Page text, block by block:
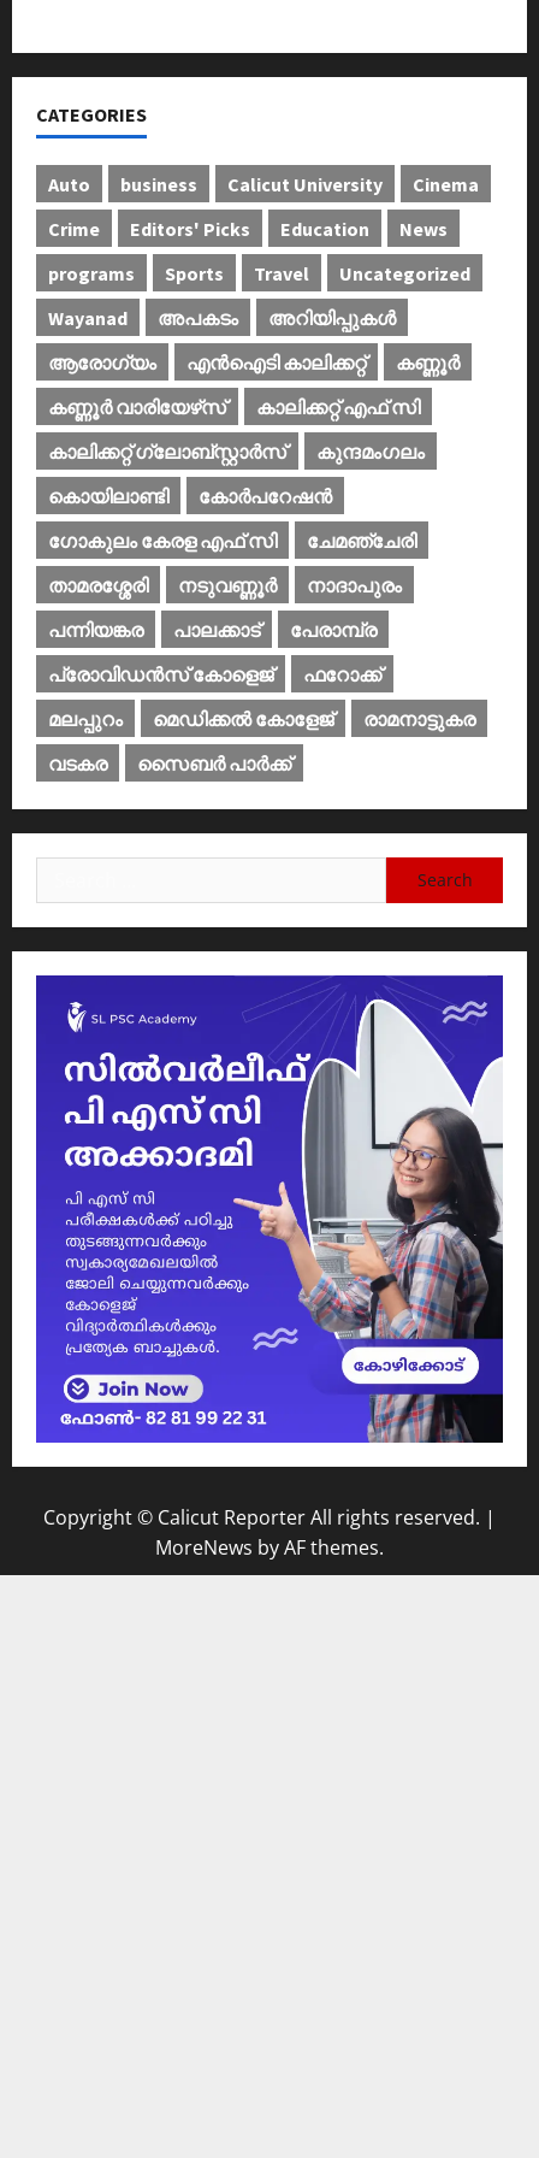
CATEGORIES
Auto business Calicut University
Cinema
Crime
Editors' Picks Education
News
programs
Sports Travel
Uncategorized
Wayanad
അപകടം
അറിയിപ്പുകള്‍
ആരോഗ്യം
എൻഐടി കാലിക്കറ്റ്
കണ്ണൂര്‍
കണ്ണൂര്‍ വാരിയേഴ്‌സ്
കാലിക്കറ്റ് എഫ് സി
കാലിക്കറ്റ് ഗ്ലോബ്സ്റ്റാർസ്
കുന്ദമംഗലം
കൊയിലാണ്ടി
കോര്‍പറേഷന്‍
ഗോകുലം കേരള എഫ് സി
ചേമഞ്ചേരി
താമരശ്ശേരി
നടുവണ്ണൂര്‍
നാദാപുരം
പന്നിയങ്കര
പാലക്കാട്‌
പേരാമ്പ്ര
പ്രോവിഡന്‍സ് കോളെജ്‌
ഫറോക്ക്
മലപ്പുറം
മെഡിക്കൽ കോളേജ്‌
രാമനാട്ടുകര
വടകര
സൈബര്‍ പാര്‍ക്ക്‌
for:
Copyright © Calicut Reporter All rights reserved. |
MoreNews by AF themes.